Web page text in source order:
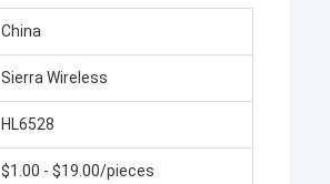
China
Sierra Wireless
HL6528
$1.00 - $19.00/pieces